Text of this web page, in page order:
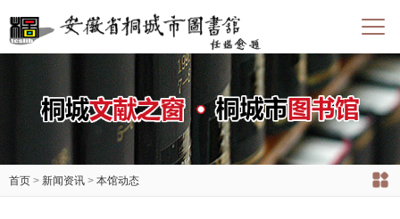
首页 > 新闻资讯 > 本馆动态